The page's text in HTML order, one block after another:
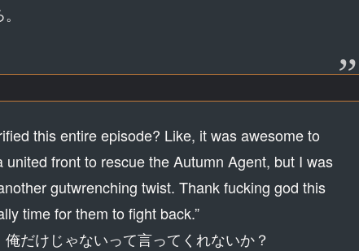
this entire episode? Like, it was awesome to
front to rescue the Autumn Agent, but I was
gutwrenching twist. Thank fucking god this
time for them to fight back.”
だけじゃないって言ってくれないか？